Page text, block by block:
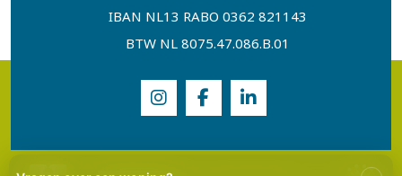
IBAN NL13 RABO 0362 821143
BTW NL 8075.47.086.B.01